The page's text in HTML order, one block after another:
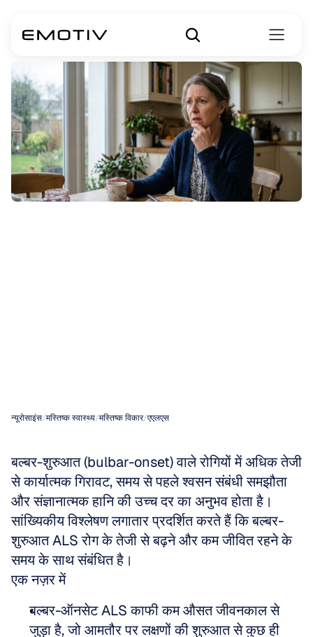
न्यूरोसाइंस/मस्तिष्क स्वास्थ्य/मस्तिष्क विकार/एएलएस
बल्बर-शुरुआत (bulbar-onset) वाले रोगियों में अधिक तेजी
से कार्यात्मक गिरावट, समय से पहले श्वसन संबंधी समझौता
और संज्ञानात्मक हानि की उच्च दर का अनुभव होता है।
सांख्यिकीय विश्लेषण लगातार प्रदर्शित करते हैं कि बल्बर-
शुरुआत ALS रोग के तेजी से बढ़ने और कम जीवित रहने के
समय के साथ संबंधित है।
एक नज़र में
बल्बर-ऑनसेट ALS काफी कम औसत जीवनकाल से
जुड़ा है, जो आमतौर पर लक्षणों की शुरुआत से कुछ ही